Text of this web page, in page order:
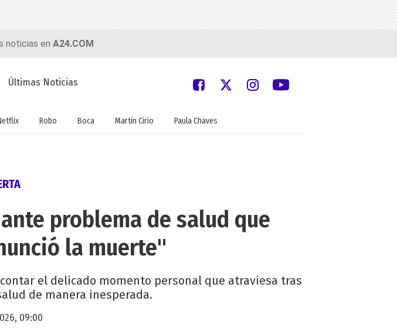
noticias en A24.COM
Últimas Noticias
Robo Boca Martín Cirio Paula Chaves
problema de salud que
la muerte"
el delicado momento personal que atraviesa tras
de manera inesperada.
09:00